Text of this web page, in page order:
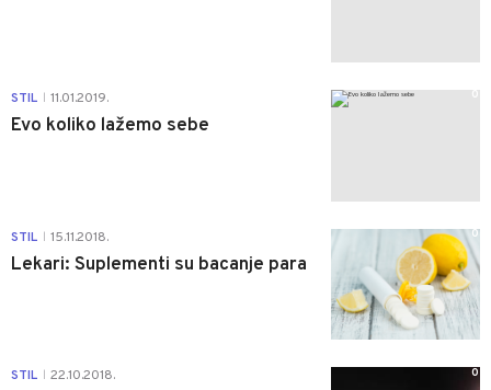
STIL 11.01.2019.
Evo koliko lažemo sebe
0
STIL 15.11.2018.
Lekari: Suplementi su bacanje para
0
STIL 22.10.2018. 0